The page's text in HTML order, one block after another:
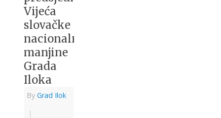
Vijeća
slovačke
nacionalne
manjine
Grada
Iloka
By Grad Ilok
|